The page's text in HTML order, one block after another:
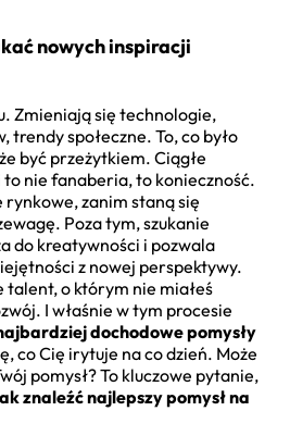
nowych inspiracji
Zmieniają się technologie,
trendy społeczne. To, co było
być przeżytkiem. Ciągłe
nie fanaberia, to konieczność.
rynkowe, zanim staną się
Poza tym, szukanie
do kreatywności i pozwala
z nowej perspektywy.
talent, o którym nie miałeś
I właśnie w tym procesie
dochodowe pomysły
co Cię irytuje na co dzień. Może
pomysł? To kluczowe pytanie,
znaleźć najlepszy pomysł na